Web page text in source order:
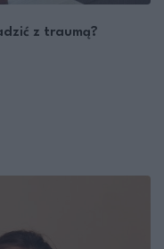
z traumą?